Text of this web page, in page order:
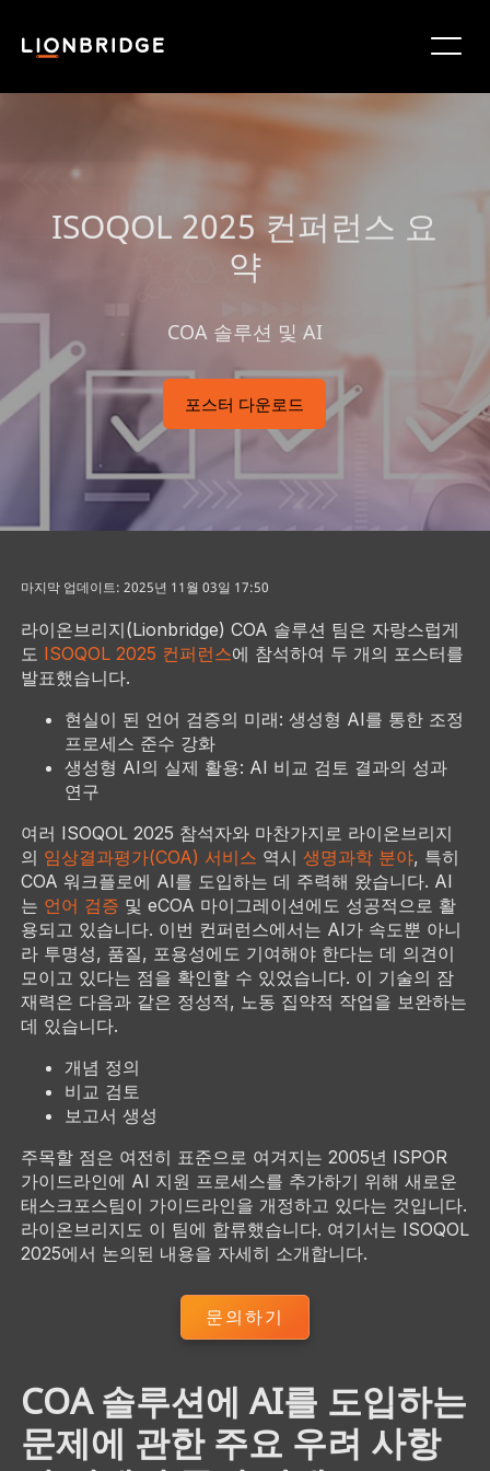
ISOQOL 2025 컨퍼런스 요
약
COA 솔루션 및 AI
포스터 다운로드
마지막 업데이트: 2025년 11월 03일 17:50
라이온브리지(Lionbridge) COA 솔루션 팀은 자랑스럽게
도 ISOQOL 2025 컨퍼런스에 참석하여 두 개의 포스터를
발표했습니다.
현실이 된 언어 검증의 미래: 생성형 AI를 통한 조정
프로세스 준수 강화
생성형 AI의 실제 활용: AI 비교 검토 결과의 성과
연구
여러 ISOQOL 2025 참석자와 마찬가지로 라이온브리지
의 임상결과평가(COA) 서비스 역시 생명과학 분야, 특히
COA 워크플로에 AI를 도입하는 데 주력해 왔습니다. AI
는 언어 검증 및 eCOA 마이그레이션에도 성공적으로 활
용되고 있습니다. 이번 컨퍼런스에서는 AI가 속도뿐 아니
라 투명성, 품질, 포용성에도 기여해야 한다는 데 의견이
모이고 있다는 점을 확인할 수 있었습니다. 이 기술의 잠
재력은 다음과 같은 정성적, 노동 집약적 작업을 보완하는
데 있습니다.
개념 정의
비교 검토
보고서 생성
주목할 점은 여전히 표준으로 여겨지는 2005년 ISPOR
가이드라인에 AI 지원 프로세스를 추가하기 위해 새로운
태스크포스팀이 가이드라인을 개정하고 있다는 것입니다.
라이온브리지도 이 팀에 합류했습니다. 여기서는 ISOQOL
2025에서 논의된 내용을 자세히 소개합니다.
문의하기
COA 솔루션에 AI를 도입하는
문제에 관한 주요 우려 사항